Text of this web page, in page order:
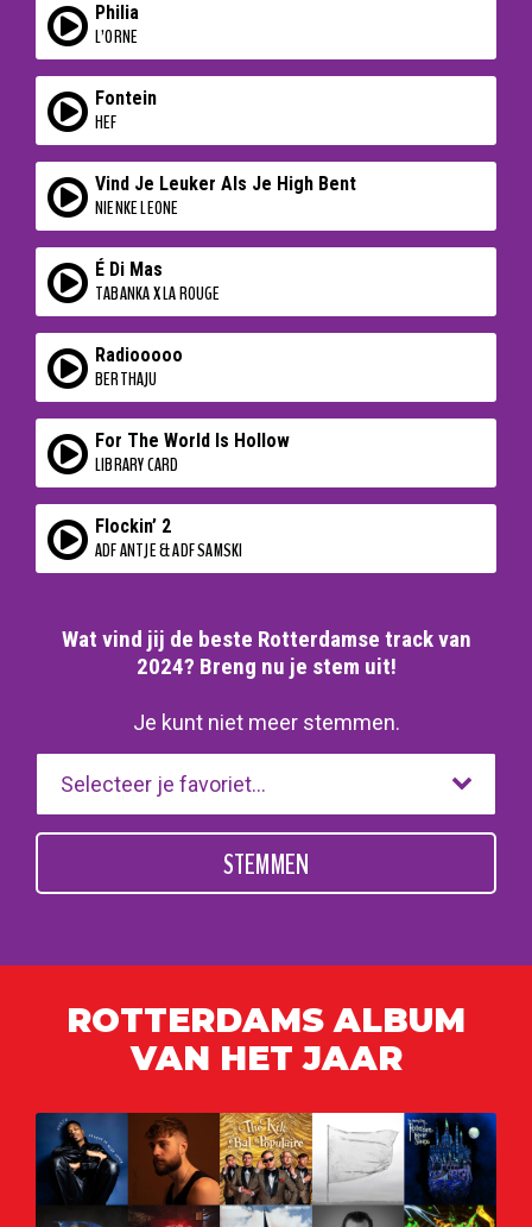
Philia
L’ORNE
Fontein
HEF
Vind Je Leuker Als Je High Bent
NIENKE LEONE
É Di Mas
TABANKA X LA ROUGE
Radiooooo
BERTHAJU
For The World Is Hollow
LIBRARY CARD
Flockin’ 2
ADF ANTJE & ADF SAMSKI
Wat vind jij de beste Rotterdamse track van
2024? Breng nu je stem uit!
Je kunt niet meer stemmen.
STEMMEN
ROTTERDAMS ALBUM
VAN HET JAAR